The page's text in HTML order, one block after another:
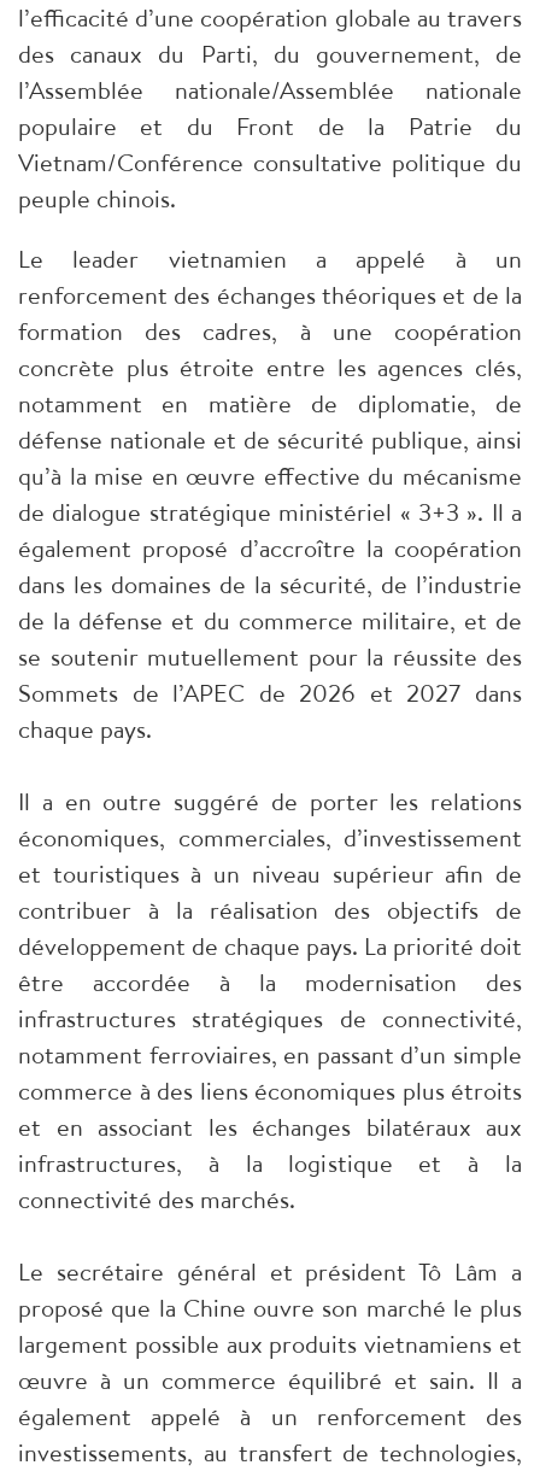
l’efficacité d’une coopération globale au travers
des canaux du Parti, du gouvernement, de
l’Assemblée nationale/Assemblée nationale
populaire et du Front de la Patrie du
Vietnam/Conférence consultative politique du
peuple chinois.
Le leader vietnamien a appelé à un
renforcement des échanges théoriques et de la
formation des cadres, à une coopération
concrète plus étroite entre les agences clés,
notamment en matière de diplomatie, de
défense nationale et de sécurité publique, ainsi
qu’à la mise en œuvre effective du mécanisme
de dialogue stratégique ministériel « 3+3 ». Il a
également proposé d’accroître la coopération
dans les domaines de la sécurité, de l’industrie
de la défense et du commerce militaire, et de
se soutenir mutuellement pour la réussite des
Sommets de l’APEC de 2026 et 2027 dans
chaque pays.
Il a en outre suggéré de porter les relations
économiques, commerciales, d’investissement
et touristiques à un niveau supérieur afin de
contribuer à la réalisation des objectifs de
développement de chaque pays. La priorité doit
être accordée à la modernisation des
infrastructures stratégiques de connectivité,
notamment ferroviaires, en passant d’un simple
commerce à des liens économiques plus étroits
et en associant les échanges bilatéraux aux
infrastructures, à la logistique et à la
connectivité des marchés.
Le secrétaire général et président Tô Lâm a
proposé que la Chine ouvre son marché le plus
largement possible aux produits vietnamiens et
œuvre à un commerce équilibré et sain. Il a
également appelé à un renforcement des
investissements, au transfert de technologies,